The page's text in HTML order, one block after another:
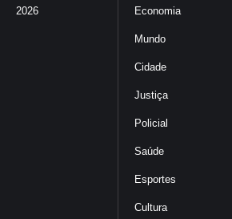
Economia
Mundo
Cidade
Justiça
Policial
Saúde
Esportes
Cultura
2026